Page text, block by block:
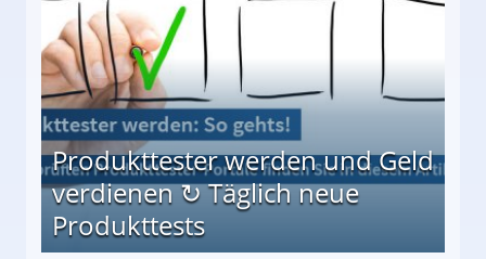
Produkttester werden und Geld
verdienen ↻ Täglich neue
Produkttests